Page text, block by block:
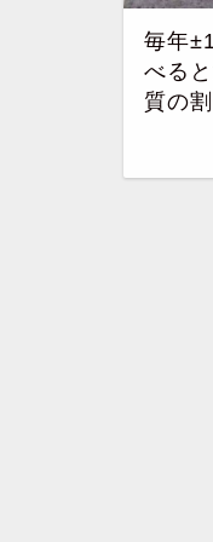
毎年
べる
質の